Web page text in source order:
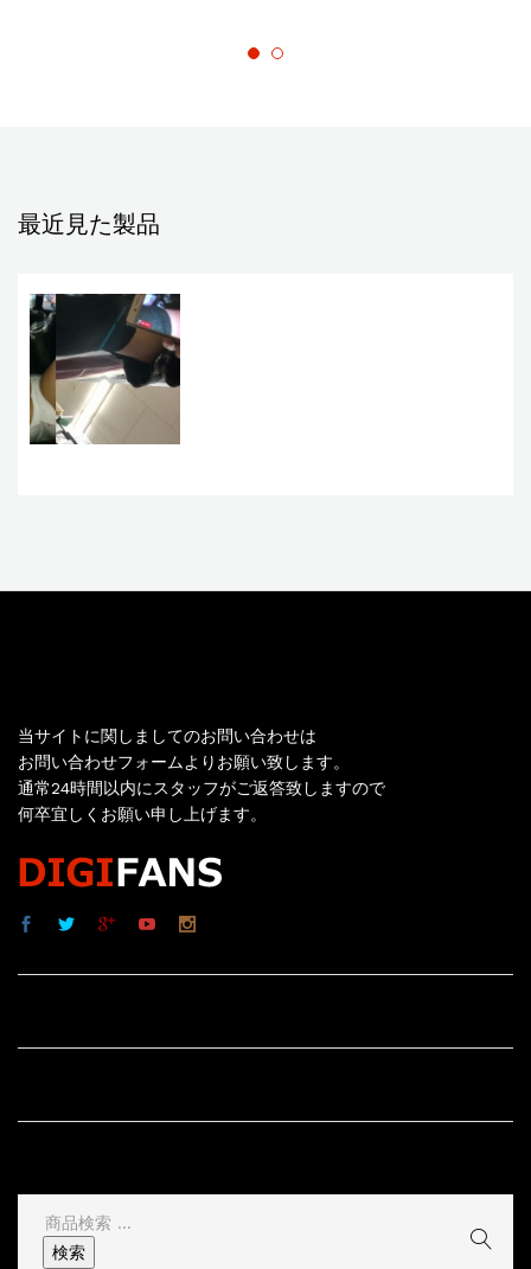
最近見た製品
当サイトに関しましてのお問い合わせは
お問い合わせフォームよりお願い致します。
通常24時間以内にスタッフがご返答致しますので
何卒宜しくお願い申し上げます。
検
索
検索